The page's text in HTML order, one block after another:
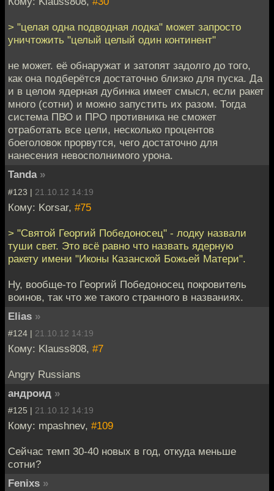
> "целая одна подводная лодка" может запросто
уничтожить "целый целый один континент"
не может. её обнаружат и затопят задолго до того,
как она подберётся достаточно близко для пуска. Да
и в целом ядерная дубинка имеет смысл, если ракет
много (сотни) и можно запустить их разом. Тогда
система ПВО и ПРО противника не сможет
отработать все цели, несколько процентов
боеголовок прорвутся, чего достаточно для
нанесения невосполнимого урона.
Tanda »
#123 | 21.10.12 14:19
Кому: Korsar, #75
> "Святой Георгий Победоносец" - лодку назвали
туши свет. Это всё равно что назвать ядерную
ракету имени "Иконы Казанской Божьей Матери".
Ну, вообще-то Георгий Победоносец покровитель
воинов, так что же такого странного в названиях.
Elias »
#124 | 21.10.12 14:19
Кому: Klauss808, #7
Angry Russians
андроид »
#125 | 21.10.12 14:19
Кому: mpashnev, #109
Сейчас темп 30-40 новых в год, откуда меньше
сотни?
Fenixs »